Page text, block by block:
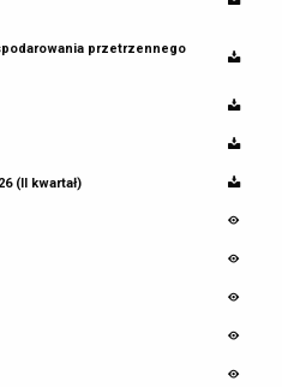
przetrzennego
(II kwartał)